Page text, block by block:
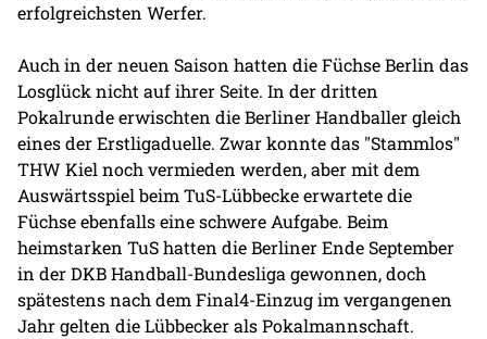
erfolgreichsten Werfer.
Auch in der neuen Saison hatten die Füchse Berlin das
Losglück nicht auf ihrer Seite. In der dritten
Pokalrunde erwischten die Berliner Handballer gleich
eines der Erstligaduelle. Zwar konnte das "Stammlos"
THW Kiel noch vermieden werden, aber mit dem
Auswärtsspiel beim TuS-Lübbecke erwartete die
Füchse ebenfalls eine schwere Aufgabe. Beim
heimstarken TuS hatten die Berliner Ende September
in der DKB Handball-Bundesliga gewonnen, doch
spätestens nach dem Final4-Einzug im vergangenen
Jahr gelten die Lübbecker als Pokalmannschaft.